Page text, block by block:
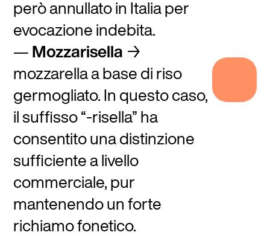
però annullato in Italia per
evocazione indebita.
Mozzarisella →
mozzarella a base di riso
germogliato. In questo caso,
il suffisso “-risella” ha
consentito una distinzione
sufficiente a livello
commerciale, pur
mantenendo un forte
richiamo fonetico.